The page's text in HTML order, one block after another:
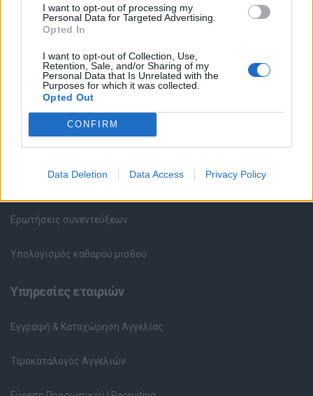
I want to opt-out of processing my
Personal Data for Targeted Advertising.
Opted In
I want to opt-out of Collection, Use,
Retention, Sale, and/or Sharing of my
Personal Data that Is Unrelated with the
Purposes for which it was collected.
Opted Out
CONFIRM
Data Deletion Data Access Privacy Policy
Κέντρο Βοήθειας
Καταχώρηση Online Βιογραφικού
Συμβουλές Καριέρας
HR corner
Ερωτήσεις συνεντεύξεων
Υπολογισμός καθαρού μισθού
Υπηρεσίες εταιριών
Εγγραφή & Καταχώρηση Αγγελίας
Τιμοκατάλογος Αγγελιών